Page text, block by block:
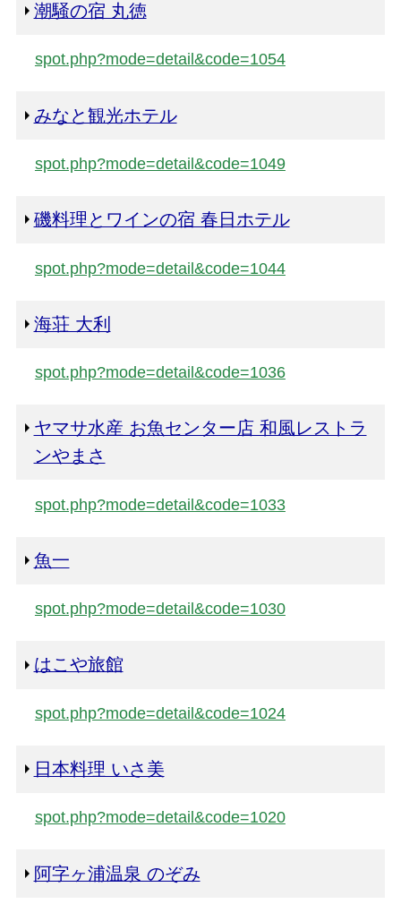
潮騒の宿 丸徳
spot.php?mode=detail&code=1054
みなと観光ホテル
spot.php?mode=detail&code=1049
磯料理とワインの宿 春日ホテル
spot.php?mode=detail&code=1044
海荘 大利
spot.php?mode=detail&code=1036
ヤマサ水産 お魚センター店 和風レストラ
ンやまさ
spot.php?mode=detail&code=1033
魚一
spot.php?mode=detail&code=1030
はこや旅館
spot.php?mode=detail&code=1024
日本料理 いさ美
spot.php?mode=detail&code=1020
阿字ヶ浦温泉 のぞみ